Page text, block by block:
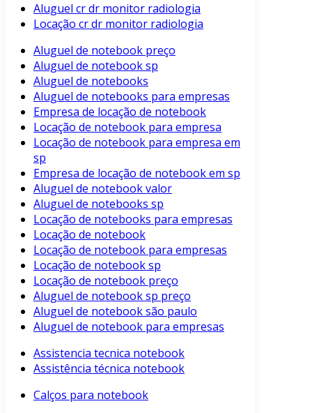
Aluguel cr dr monitor radiologia
Locação cr dr monitor radiologia
Aluguel de notebook preço
Aluguel de notebook sp
Aluguel de notebooks
Aluguel de notebooks para empresas
Empresa de locação de notebook
Locação de notebook para empresa
Locação de notebook para empresa em
sp
Empresa de locação de notebook em sp
Aluguel de notebook valor
Aluguel de notebooks sp
Locação de notebooks para empresas
Locação de notebook
Locação de notebook para empresas
Locação de notebook sp
Locação de notebook preço
Aluguel de notebook sp preço
Aluguel de notebook são paulo
Aluguel de notebook para empresas
Assistencia tecnica notebook
Assistência técnica notebook
Calços para notebook